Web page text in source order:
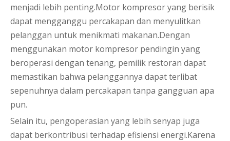
menjadi lebih penting.Motor kompresor yang berisik
dapat mengganggu percakapan dan menyulitkan
pelanggan untuk menikmati makanan.Dengan
menggunakan motor kompresor pendingin yang
beroperasi dengan tenang, pemilik restoran dapat
memastikan bahwa pelanggannya dapat terlibat
sepenuhnya dalam percakapan tanpa gangguan apa
pun.
Selain itu, pengoperasian yang lebih senyap juga
dapat berkontribusi terhadap efisiensi energi.Karena